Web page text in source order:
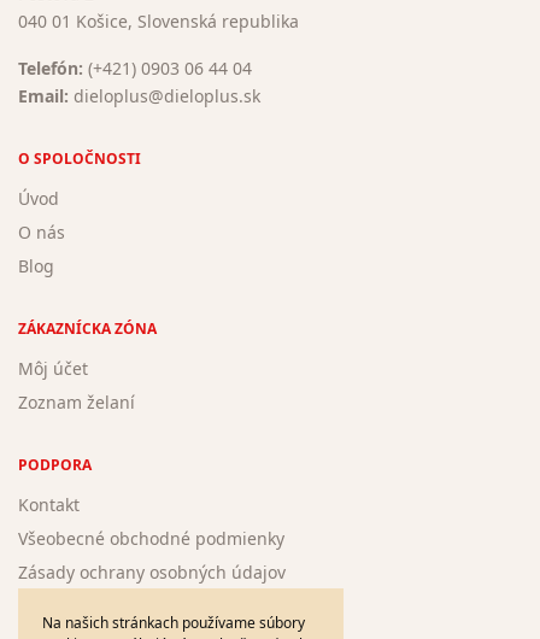
040 01 Košice, Slovenská republika
Telefón: (+421) 0903 06 44 04
Email: dieloplus@dieloplus.sk
O SPOLOČNOSTI
Úvod
O nás
Blog
ZÁKAZNÍCKA ZÓNA
Môj účet
Zoznam želaní
PODPORA
Kontakt
Všeobecné obchodné podmienky
Zásady ochrany osobných údajov
Na našich stránkach používame súbory